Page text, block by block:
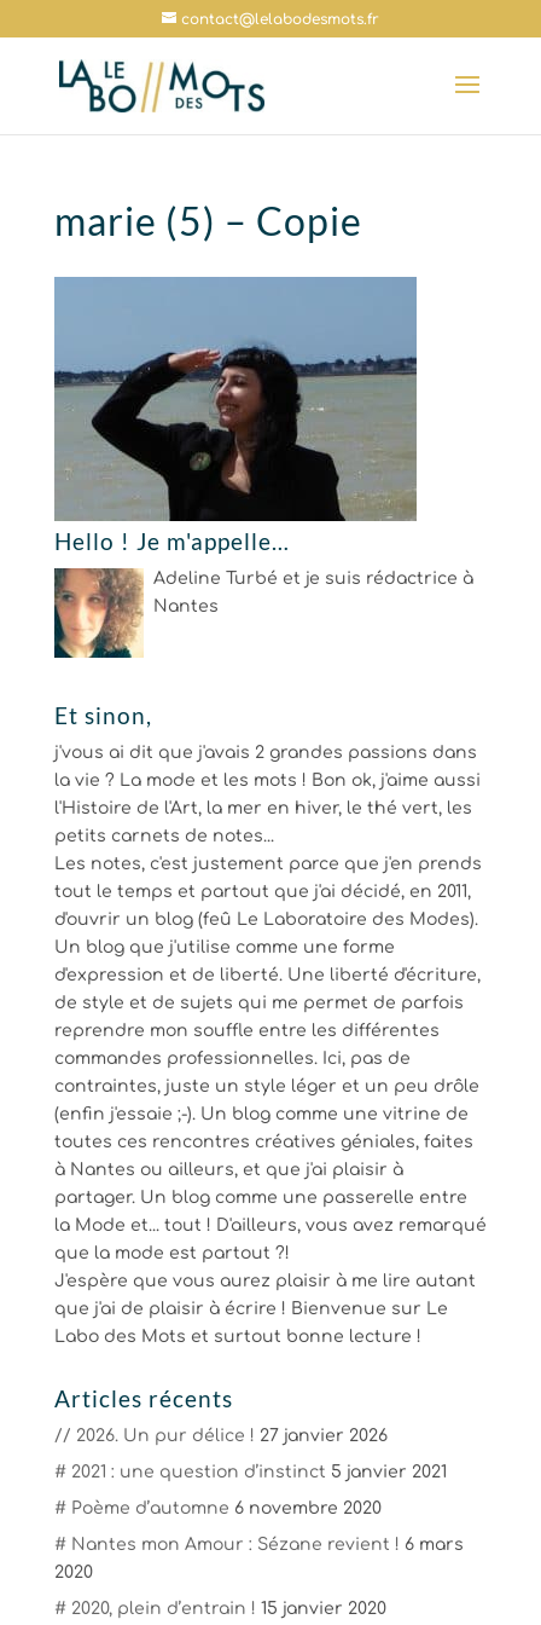
contact@lelabodesmots.fr
marie (5) – Copie
Hello ! Je m'appelle…
Adeline Turbé et je suis rédactrice à
Nantes
Et sinon,
j'vous ai dit que j'avais 2 grandes passions dans
la vie ? La mode et les mots ! Bon ok, j'aime aussi
l'Histoire de l'Art, la mer en hiver, le thé vert, les
petits carnets de notes...
Les notes, c'est justement parce que j'en prends
tout le temps et partout que j'ai décidé, en 2011,
d'ouvrir un blog (feû Le Laboratoire des Modes).
Un blog que j'utilise comme une forme
d'expression et de liberté. Une liberté d'écriture,
de style et de sujets qui me permet de parfois
reprendre mon souffle entre les différentes
commandes professionnelles. Ici, pas de
contraintes, juste un style léger et un peu drôle
(enfin j'essaie ;-). Un blog comme une vitrine de
toutes ces rencontres créatives géniales, faites
à Nantes ou ailleurs, et que j'ai plaisir à
partager. Un blog comme une passerelle entre
la Mode et... tout ! D'ailleurs, vous avez remarqué
que la mode est partout ?!
J'espère que vous aurez plaisir à me lire autant
que j'ai de plaisir à écrire ! Bienvenue sur Le
Labo des Mots et surtout bonne lecture !
Articles récents
// 2026. Un pur délice ! 27 janvier 2026
# 2021 : une question d’instinct 5 janvier 2021
# Poème d’automne 6 novembre 2020
# Nantes mon Amour : Sézane revient ! 6 mars
2020
# 2020, plein d’entrain ! 15 janvier 2020